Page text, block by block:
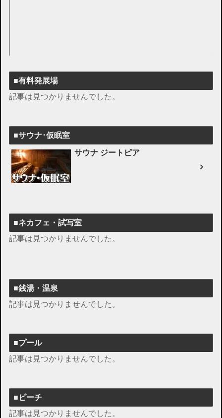
■有料発展場
記事は見つかりませんでした。
■サウナ･仮眠室
サウナ ジートピア
■ネカフェ・試写室
記事は見つかりませんでした。
■銭湯・温泉
記事は見つかりませんでした。
■プール
記事は見つかりませんでした。
■ビーチ
記事は見つかりませんでした。